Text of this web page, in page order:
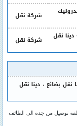
دينه هيدروليك
شركة نقل
مغلق نقل بضاعة في جدة 0509342419- دينا نقل
شركة نقل
نقل بضائع، دينا نقل
توصيل من جده الى الطائف